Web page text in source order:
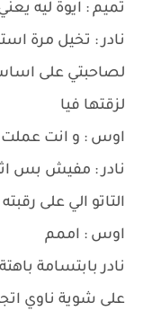
تميم : ايوة ليه
نادر : تخيل مرة
لصاحبتي على
لزقتها فيا
اوس : و انت عملت
نادر : مفيش بس
التاتو الي على رقبته
اوس : اممم
نادر بابتسامة
على شوية ناوي